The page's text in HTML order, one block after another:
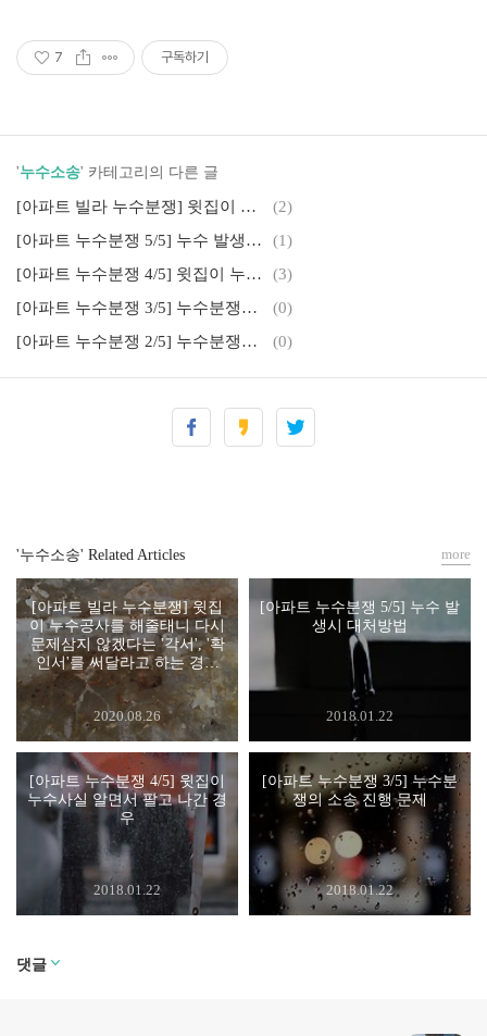
7 구독하기
'누수소송' 카테고리의 다른 글
[아파트 빌라 누수분쟁] 윗집이 누수공사를 해줄태니 다시 문제삼지 않겠다는 '각서', '확인서'를 써달라고 하는 경우[누수 소송, 누수 변호사]
(2)
[아파트 누수분쟁 5/5] 누수 발생시 대처방법
(1)
[아파트 누수분쟁 4/5] 윗집이 누수사실 알면서 팔고 나간 경우
(3)
[아파트 누수분쟁 3/5] 누수분쟁의 소송 진행 문제
(0)
[아파트 누수분쟁 2/5] 누수분쟁의 소송상 쟁점들
(0)
'누수소송' Related Articles
[아파트 빌라 누수분쟁] 윗집
이 누수공사를 해줄태니 다시
문제삼지 않겠다는 '각서', '확
인서'를 써달라고 하는 경우
[누수 소송, 누수 변호사]
2020.08.26
[아파트 누수분쟁 5/5] 누수 발
생시 대처방법
2018.01.22
[아파트 누수분쟁 4/5] 윗집이
누수사실 알면서 팔고 나간 경
우
2018.01.22
[아파트 누수분쟁 3/5] 누수분
쟁의 소송 진행 문제
2018.01.22
more
댓글